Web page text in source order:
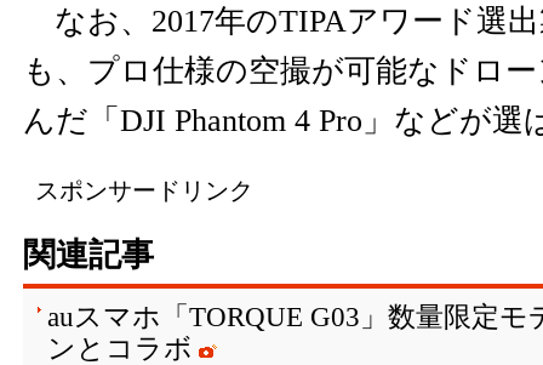
なお、2017年のTIPAアワード選
も、プロ仕様の空撮が可能なドロ
んだ「DJI Phantom 4 Pro」などが
スポンサードリンク
関連記事
auスマホ「TORQUE G03」数量限定
ンとコラボ